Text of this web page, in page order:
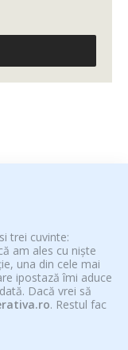
trei cuvinte:
am ales cu niște
una din cele mai
ipostază îmi aduce
Dacă vrei să
. Restul fac